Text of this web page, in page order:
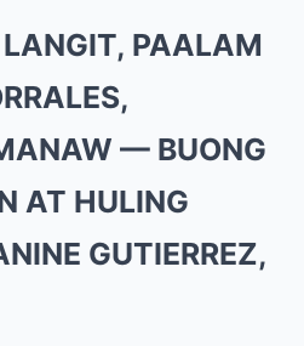
PAALAM
— BUONG
AT HULING
GUTIERREZ,